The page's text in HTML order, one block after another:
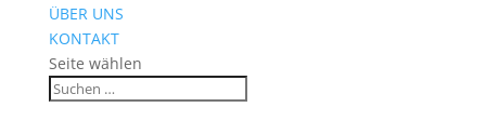
ÜBER UNS
KONTAKT
Seite wählen